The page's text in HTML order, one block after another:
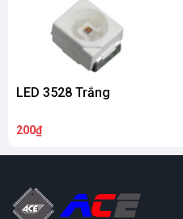
LED 3528 Trắng
200₫